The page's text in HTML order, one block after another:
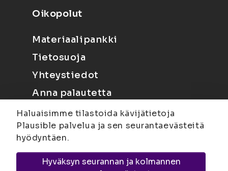
Oikopolut
Materiaalipankki
Tietosuoja
Yhteystiedot
Anna palautetta
Joensuu Suvantokatu 6, 80100 Joensuu |
Haluaisimme tilastoida kävijätietoja
Plausible palvelua ja sen seurantaevästeitä
hyödyntäen.
Hyväksyn seurannan ja kolmannen